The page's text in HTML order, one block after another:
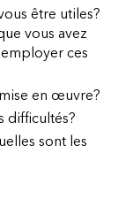
être utiles?
vous avez
ces
en œuvre?
difficultés?
sont les